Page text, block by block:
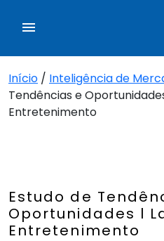
Início / Inteligência de
Tendências e
Entretenimento
Estudo de
Oportunidades l
Entretenimento